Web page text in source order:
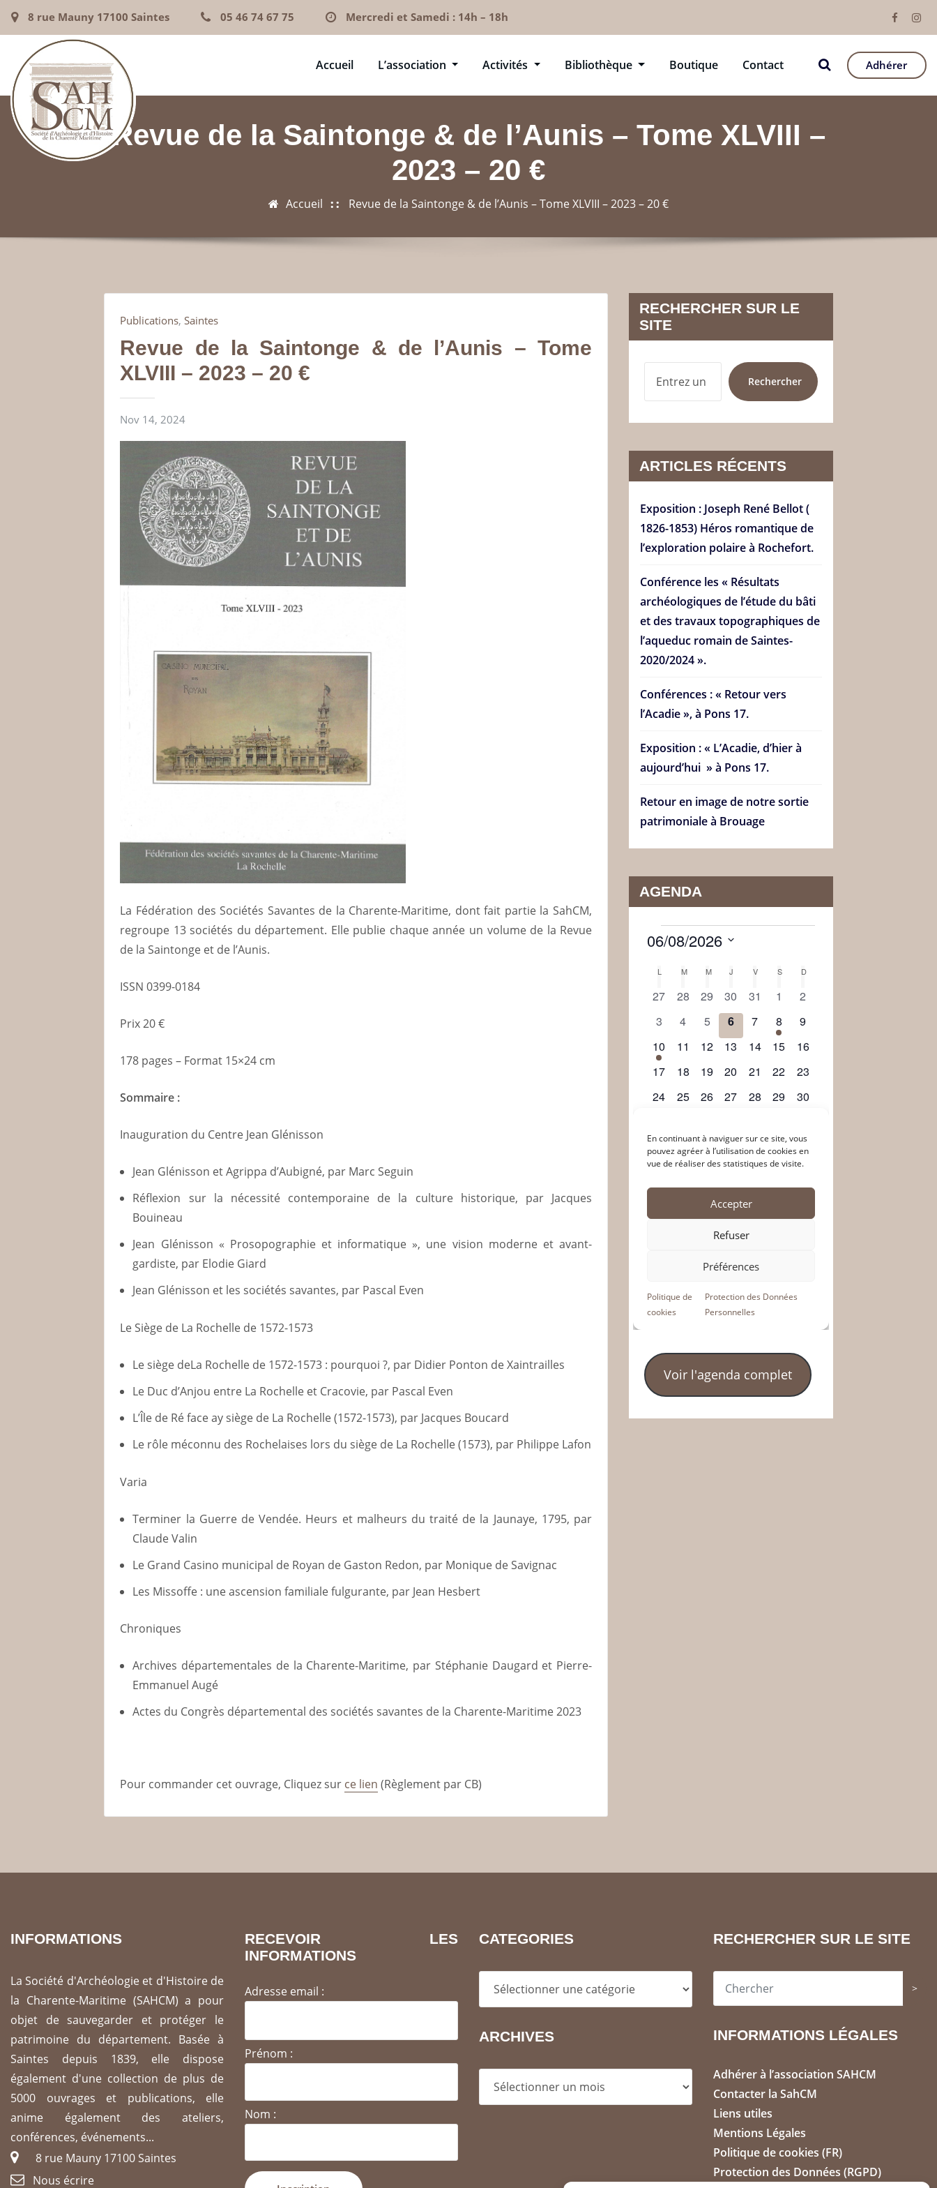
8 rue Mauny 17100 Saintes 05 46 74 67 75 Mercredi et Samedi : 14h – 18h
Accueil L’association Activités Bibliothèque Boutique Contact Adhérer
Revue de la Saintonge & de l’Aunis – Tome XLVIII –
2023 – 20 €
Accueil Revue de la Saintonge & de l’Aunis – Tome XLVIII – 2023 – 20 €
Publications,Saintes
Revue de la Saintonge & de l’Aunis – Tome
XLVIII – 2023 – 20 €
Nov 14, 2024
La Fédération des Sociétés Savantes de la Charente-Maritime, dont fait partie la SahCM,
regroupe 13 sociétés du département. Elle publie chaque année un volume de la Revue
de la Saintonge et de l’Aunis.
ISSN 0399-0184
Prix 20 €
178 pages – Format 15×24 cm
Sommaire :
Inauguration du Centre Jean Glénisson
Jean Glénisson et Agrippa d’Aubigné, par Marc Seguin
Réflexion sur la nécessité contemporaine de la culture historique, par Jacques
Bouineau
Jean Glénisson « Prosopographie et informatique », une vision moderne et avant-
gardiste, par Elodie Giard
Jean Glénisson et les sociétés savantes, par Pascal Even
Le Siège de La Rochelle de 1572-1573
Le siège deLa Rochelle de 1572-1573 : pourquoi ?, par Didier Ponton de Xaintrailles
Le Duc d’Anjou entre La Rochelle et Cracovie, par Pascal Even
L’Île de Ré face ay siège de La Rochelle (1572-1573), par Jacques Boucard
Le rôle méconnu des Rochelaises lors du siège de La Rochelle (1573), par Philippe Lafon
Varia
Terminer la Guerre de Vendée. Heurs et malheurs du traité de la Jaunaye, 1795, par
Claude Valin
Le Grand Casino municipal de Royan de Gaston Redon, par Monique de Savignac
Les Missoffe : une ascension familiale fulgurante, par Jean Hesbert
Chroniques
Archives départementales de la Charente-Maritime, par Stéphanie Daugard et Pierre-
Emmanuel Augé
Actes du Congrès départemental des sociétés savantes de la Charente-Maritime 2023
Pour commander cet ouvrage, Cliquez sur ce lien (Règlement par CB)
RECHERCHER SUR LE
SITE
RECHERCHER
Rechercher
ARTICLES RÉCENTS
Exposition : Joseph René Bellot (
1826-1853) Héros romantique de
l’exploration polaire à Rochefort.
Conférence les « Résultats
archéologiques de l’étude du bâti
et des travaux topographiques de
l’aqueduc romain de Saintes-
2020/2024 ».
Conférences : « Retour vers
l’Acadie », à Pons 17.
Exposition : « L’Acadie, d’hier à
aujourd’hui » à Pons 17.
Retour en image de notre sortie
patrimoniale à Brouage
AGENDA
Voir l'agenda complet
INFORMATIONS
La Société d'Archéologie et d'Histoire de
la Charente-Maritime (SAHCM) a pour
objet de sauvegarder et protéger le
patrimoine du département. Basée à
Saintes depuis 1839, elle dispose
également d'une collection de plus de
5000 ouvrages et publications, elle
anime également des ateliers,
conférences, événements...
8 rue Mauny 17100 Saintes
Nous écrire
RECEVOIR LES
INFORMATIONS
Adresse email :
Prénom :
Nom :
CATEGORIES
ARCHIVES
RECHERCHER SUR LE SITE
>
INFORMATIONS LÉGALES
Adhérer à l’association SAHCM
Contacter la SahCM
Liens utiles
Mentions Légales
Politique de cookies (FR)
Protection des Données (RGPD)